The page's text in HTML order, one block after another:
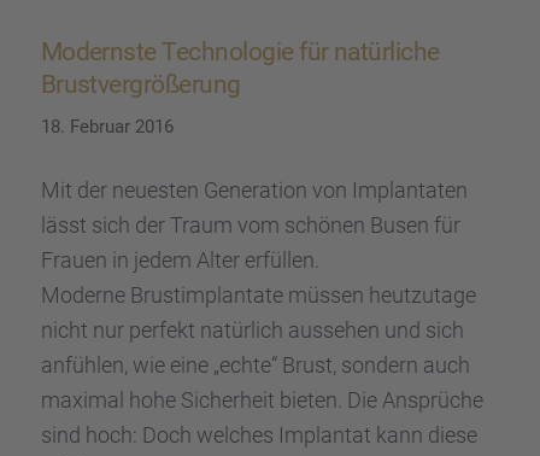
Modernste Techno­lo­gie für natür­li­che
Brust­ver­grö­ße­rung
18. Februar 2016
Mit der neues­ten Genera­tion von Implan­ta­ten
lässt sich der Traum vom schönen Busen für
Frauen in jedem Alter erfül­len.
Moderne Brust­im­plan­tate müssen heutzu­tage
nicht nur perfekt natür­lich ausse­hen und sich
anfüh­len, wie eine „echte“ Brust, sondern auch
maximal hohe Sicher­heit bieten. Die Ansprü­che
sind hoch: Doch welches Implan­tat kann diese